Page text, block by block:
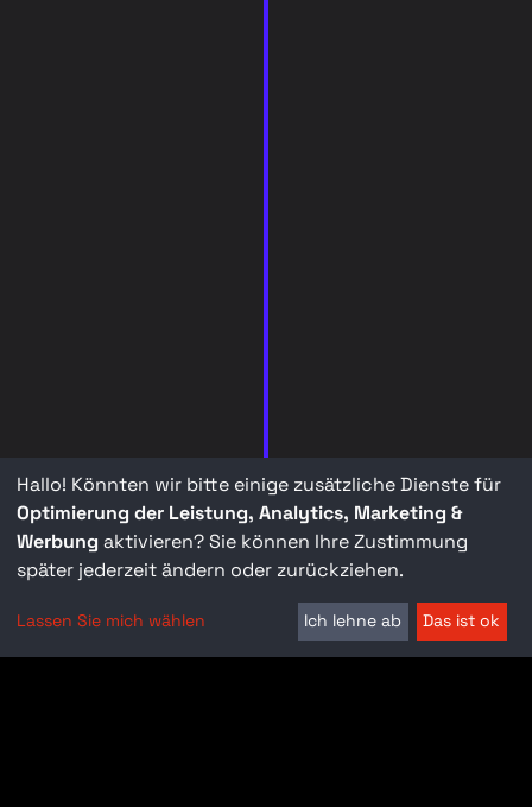
Hallo! Könnten wir bitte einige zusätzliche Dienste für
Optimierung der Leistung, Analytics, Marketing &
Werbung aktivieren? Sie können Ihre Zustimmung
später jederzeit ändern oder zurückziehen.
Lassen Sie mich wählen Ich lehne ab Das ist ok